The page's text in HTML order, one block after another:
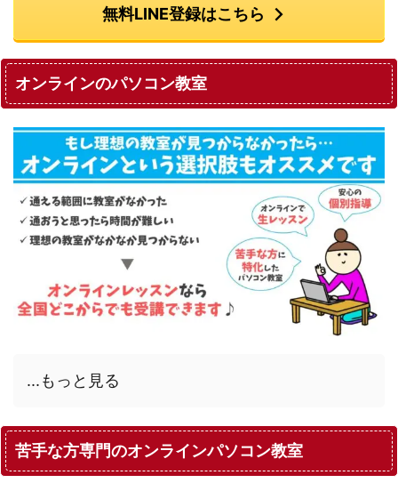
無料LINE登録はこちら
オンラインのパソコン教室
...もっと見る
苦手な方専門のオンラインパソコン教室